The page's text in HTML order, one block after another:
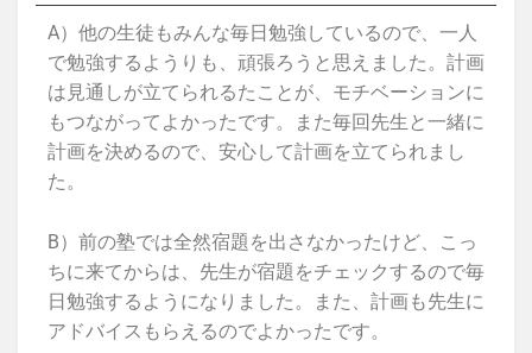
A）他の生徒もみんな毎日勉強しているので、一人
で勉強するようりも、頑張ろうと思えました。計画
は見通しが立てられるたことが、モチベーションに
もつながってよかったです。また毎回先生と一緒に
計画を決めるので、安心して計画を立てられまし
た。
B）前の塾では全然宿題を出さなかったけど、こっ
ちに来てからは、先生が宿題をチェックするので毎
日勉強するようになりました。また、計画も先生に
アドバイスもらえるのでよかったです。